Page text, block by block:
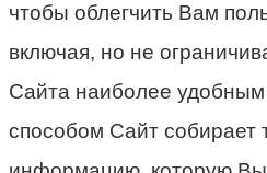
чтобы облегчить Вам
включая, но не
Сайта наиболее удобным
способом Сайт собирает